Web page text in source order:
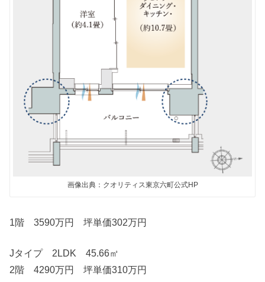
画像出典：クオリティス東京六町公式HP
1階 3590万円 坪単価302万円
Jタイプ 2LDK 45.66㎡
2階 4290万円 坪単価310万円